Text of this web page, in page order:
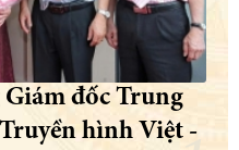
đốc Trung
hình Việt -